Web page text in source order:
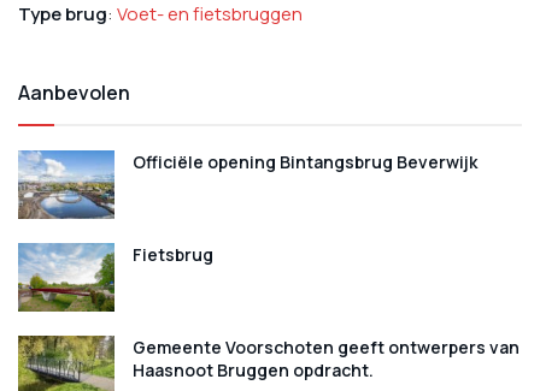
Type brug: Voet- en fietsbruggen
Aanbevolen
Officiële opening Bintangsbrug Beverwijk
Fietsbrug
Gemeente Voorschoten geeft ontwerpers van
Haasnoot Bruggen opdracht.